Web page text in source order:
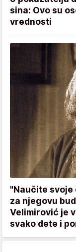
sina: Ovo su
vrednosti
"Naučite svoje
za njegovu
Velimirović je
svako dete i